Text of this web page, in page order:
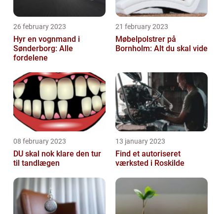
26 february 2023
Hyr en vognmand i
Sønderborg: Alle
fordelene
21 february 2023
Møbelpolstrer på
Bornholm: Alt du skal vide
08 february 2023
DU skal nok klare den tur
til tandlægen
13 january 2023
Find et autoriseret
værksted i Roskilde